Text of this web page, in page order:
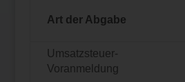
Art der Abgabe
Umsatzsteuer-
Voranmeldung